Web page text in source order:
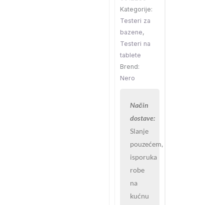
tablete
Kategorije:
Testeri za
bazene,
Testeri na
tablete
Brend:
Nero
Način
dostave:
Slanje
pouzećem,
isporuka
robe
na
kućnu